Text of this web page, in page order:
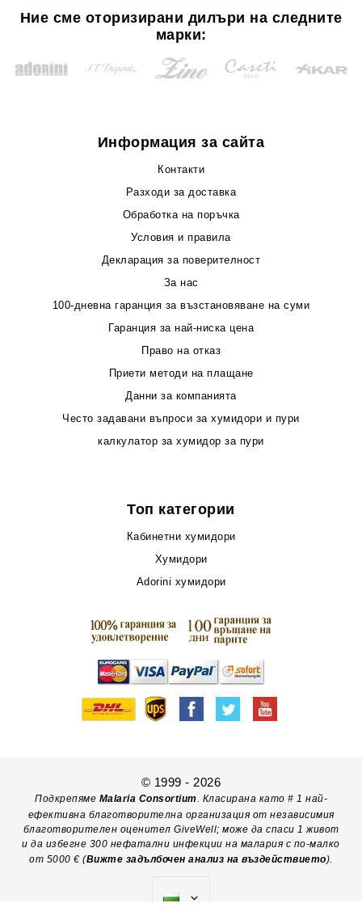
Ние сме оторизирани дилъри на следните
марки:
Информация за сайта
Контакти
Разходи за доставка
Обработка на поръчка
Условия и правила
Декларация за поверителност
За нас
100-дневна гаранция за възстановяване на суми
Гаранция за най-ниска цена
Право на отказ
Приети методи на плащане
Данни за компанията
Често задавани въпроси за хумидори и пури
калкулатор за хумидор за пури
Топ категории
Кабинетни хумидори
Хумидори
Adorini хумидори
© 1999 - 2026
Подкрепяме Malaria Consortium. Класирана като # 1 най-
ефективна благотворителна организация от независимия
благотворителен оценител GiveWell; може да спаси 1 живот
и да избегне 300 нефатални инфекции на малария с по-малко
от 5000 € (Вижте задълбочен анализ на въздействието).